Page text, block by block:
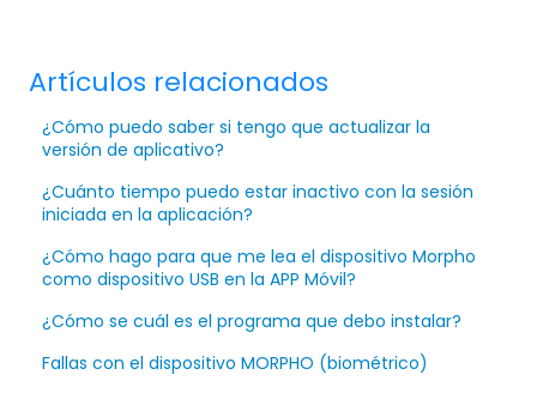
Artículos relacionados
¿Cómo puedo saber si tengo que actualizar la
versión de aplicativo?
¿Cuánto tiempo puedo estar inactivo con la sesión
iniciada en la aplicación?
¿Cómo hago para que me lea el dispositivo Morpho
como dispositivo USB en la APP Móvil?
¿Cómo se cuál es el programa que debo instalar?
Fallas con el dispositivo MORPHO (biométrico)